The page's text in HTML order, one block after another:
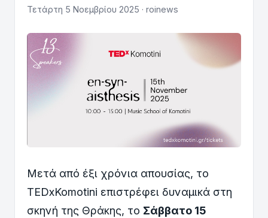
Τετάρτη 5 Νοεμβρίου 2025 · roinews
Μετά από έξι χρόνια απουσίας, το
TEDxKomotini επιστρέφει δυναμικά στη
σκηνή της Θράκης, το Σάββατο 15